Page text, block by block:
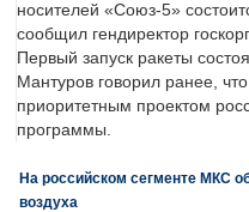
носителей «Союз-5»
сообщил гендиректор
Первый запуск ракеты
Мантуров говорил ранее,
приоритетным проектом
программы.
На российском сегменте МКС
воздуха